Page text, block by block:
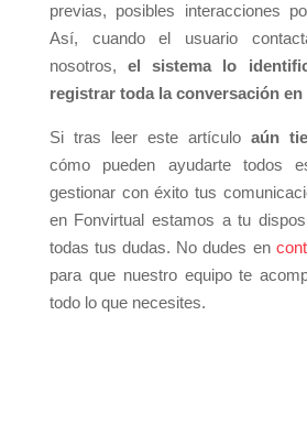
previas, posibles interacciones
Así, cuando el usuario
nosotros,el sistema lo
registrar toda la conversación en
Si tras leer este artículoaún
cómo pueden ayudarte todos
gestionar con éxito tus
en Fonvirtual estamos a tu
todas tus dudas. No dudes en
para que nuestro equipo te
todo lo que necesites.